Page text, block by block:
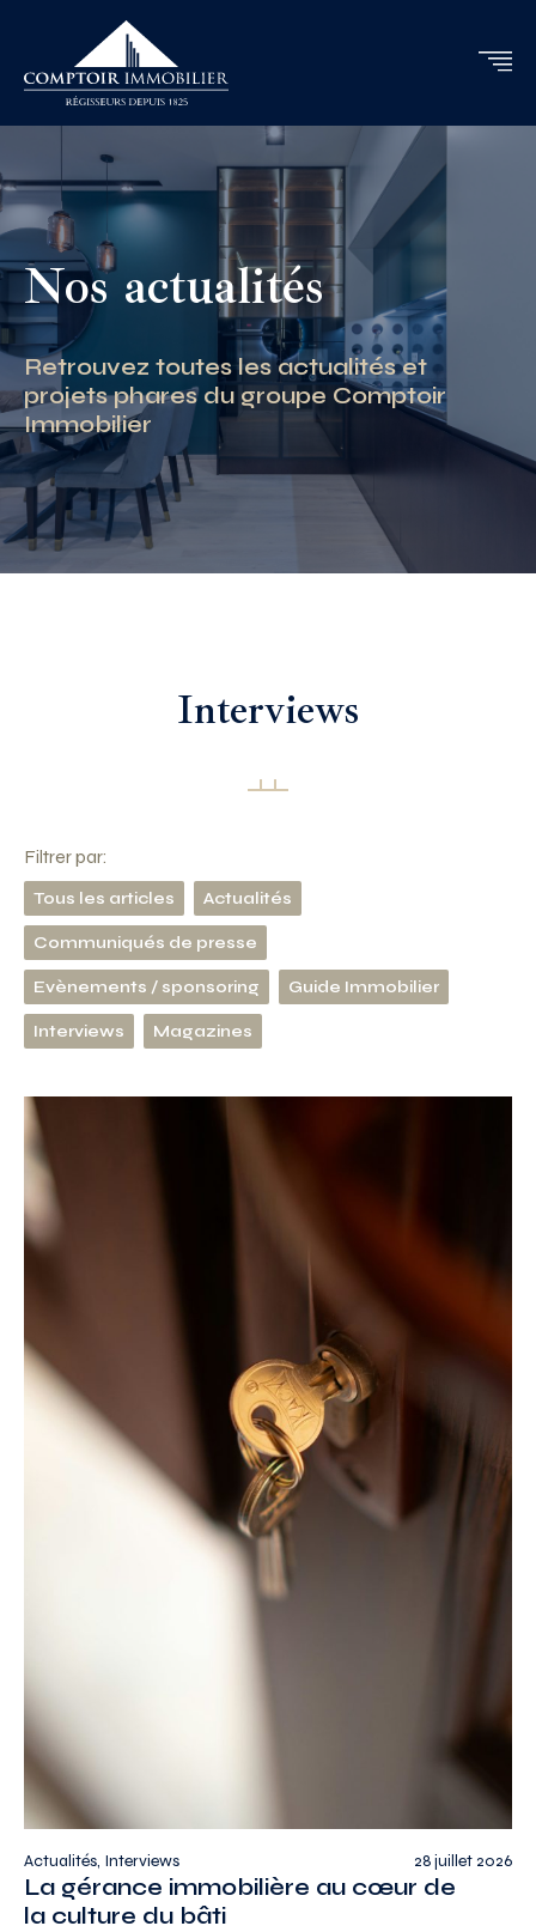
Nos actualités
Retrouvez toutes les actualités et
projets phares du groupe Comptoir
Immobilier
Interviews
Filtrer par:
Tous les articles Actualités
Communiqués de presse
Evènements / sponsoring Guide Immobilier
Interviews Magazines
28 juillet 2026
Actualités, Interviews
La gérance immobilière au cœur de
la culture du bâti